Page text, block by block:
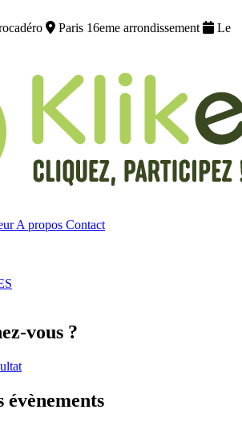
Paris 16eme arrondissement
Le
A propos Contact
-vous ?
évènements